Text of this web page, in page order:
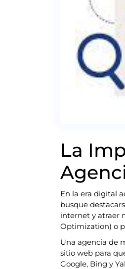
La
En la era digital
busque
internet y atraer
Optimization) o
Una agencia de
sitio web para
Google, Bing y